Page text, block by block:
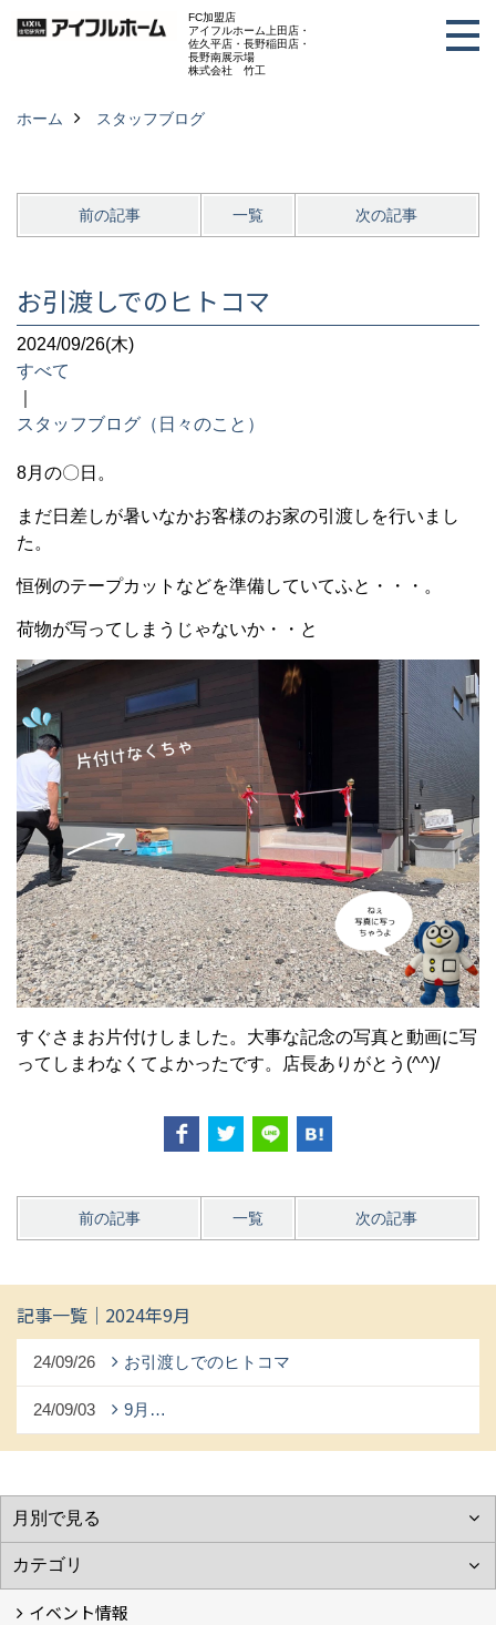
FC加盟店
アイフルホーム上田店・
佐久平店・長野稲田店・
長野南展示場
株式会社 竹工
ホーム スタッフブログ
前の記事 一覧 次の記事
お引渡しでのヒトコマ
2024/09/26(木)
すべて
スタッフブログ（日々のこと）
8月の〇日。
まだ日差しが暑いなかお客様のお家の引渡しを行いまし
た。
恒例のテープカットなどを準備していてふと・・・。
荷物が写ってしまうじゃないか・・と
すぐさまお片付けしました。大事な記念の写真と動画に写
ってしまわなくてよかったです。店長ありがとう(^^)/
前の記事 一覧 次の記事
記事一覧｜2024年9月
24/09/26 お引渡しでのヒトコマ
24/09/03 9月…
イベント情報